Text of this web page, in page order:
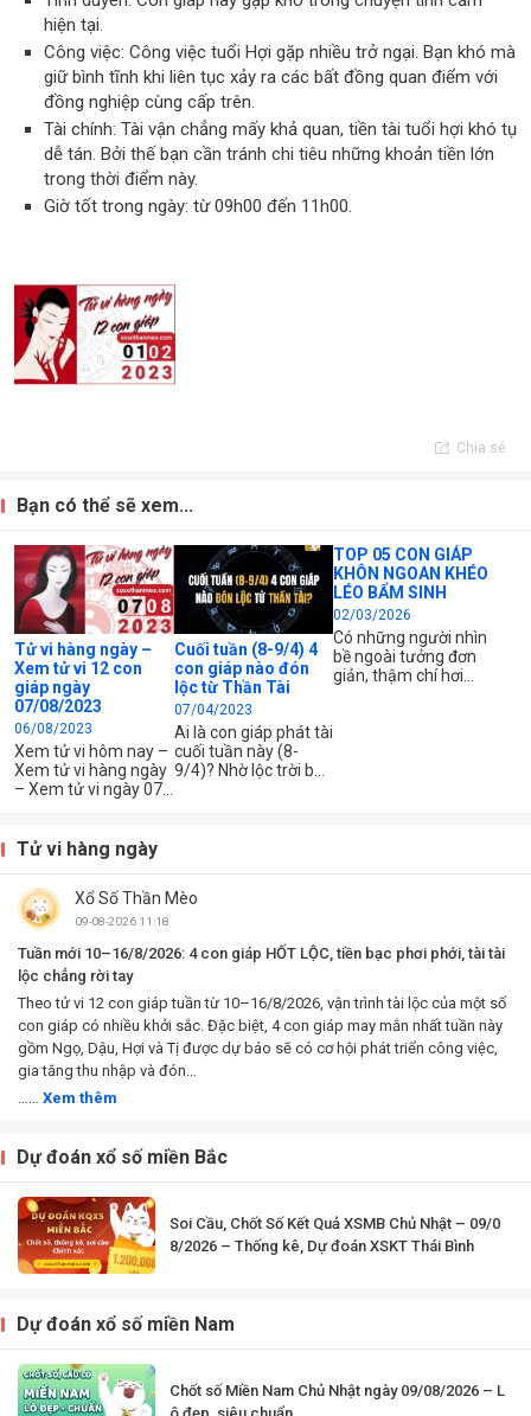
hiện tại.
Công việc: Công việc tuổi Hợi gặp nhiều trở ngại. Bạn khó mà
giữ bình tĩnh khi liên tục xảy ra các bất đồng quan điểm với
đồng nghiệp cùng cấp trên.
Tài chính: Tài vận chẳng mấy khả quan, tiền tài tuổi hợi khó tụ
dễ tán. Bởi thế bạn cần tránh chi tiêu những khoản tiền lớn
trong thời điểm này.
Giờ tốt trong ngày: từ 09h00 đến 11h00.
Chia sẻ
Bạn có thể sẽ xem...
Tử vi hàng ngày –
Xem tử vi 12 con
giáp ngày
07/08/2023
06/08/2023
Xem tử vi hôm nay –
Xem tử vi hàng ngày
– Xem tử vi ngày 07
Xem tử vi chi tiết 12
con giáp – tuổi Tý,
Sửu, Dần, Mão, Thìn,
Tị, Ngọ, Mùi, Thân,
Dậu, Tuất, Hợi – Xem
và...
Cuối tuần (8-9/4) 4
con giáp nào đón
lộc từ Thần Tài
07/04/2023
Ai là con giáp phát tài
cuối tuần này (8-
9/4)? Nhờ lộc trời ban
TOP 05 CON GIÁP
KHÔN NGOAN KHÉO
LÉO BẨM SINH
02/03/2026
Có những người nhìn
bề ngoài tưởng đơn
giản, thậm chí hơi
Tử vi hàng ngày
Xổ Số Thần Mèo
09-08-2026 11:18
Tuần mới 10–16/8/2026: 4 con giáp HỐT LỘC, tiền bạc phơi phới, tài tài
lộc chẳng rời tay
Theo tử vi 12 con giáp tuần từ 10–16/8/2026, vận trình tài lộc của một số
con giáp có nhiều khởi sắc. Đặc biệt, 4 con giáp may mắn nhất tuần này
gồm Ngọ, Dậu, Hợi và Tị được dự báo sẽ có cơ hội phát triển công việc,
gia tăng thu nhập và đón…
Xem thêm
Dự đoán xổ số miền Bắc
Soi Cầu, Chốt Số Kết Quả XSMB Chủ Nhật – 09/0
8/2026 – Thống kê, Dự đoán XSKT Thái Bình
Dự đoán xổ số miền Nam
Chốt số Miền Nam Chủ Nhật ngày 09/08/2026 – L